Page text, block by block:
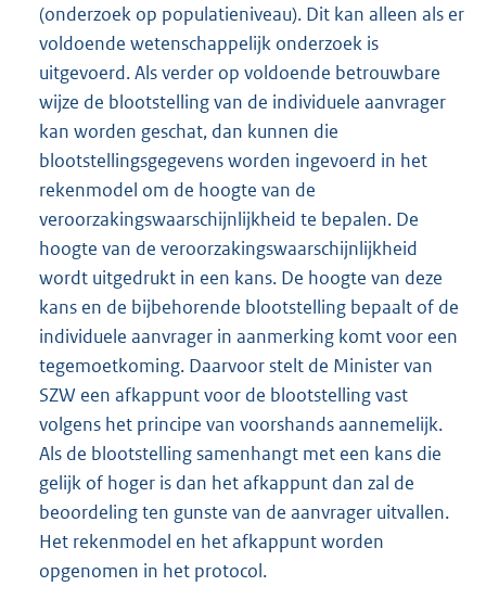
(onderzoek op populatieniveau). Dit kan alleen als er
voldoende wetenschappelijk onderzoek is
uitgevoerd. Als verder op voldoende betrouwbare
wijze de blootstelling van de individuele aanvrager
kan worden geschat, dan kunnen die
blootstellingsgegevens worden ingevoerd in het
rekenmodel om de hoogte van de
veroorzakingswaarschijnlijkheid te bepalen. De
hoogte van de veroorzakingswaarschijnlijkheid
wordt uitgedrukt in een kans. De hoogte van deze
kans en de bijbehorende blootstelling bepaalt of de
individuele aanvrager in aanmerking komt voor een
tegemoetkoming. Daarvoor stelt de Minister van
SZW een afkappunt voor de blootstelling vast
volgens het principe van voorshands aannemelijk.
Als de blootstelling samenhangt met een kans die
gelijk of hoger is dan het afkappunt dan zal de
beoordeling ten gunste van de aanvrager uitvallen.
Het rekenmodel en het afkappunt worden
opgenomen in het protocol.